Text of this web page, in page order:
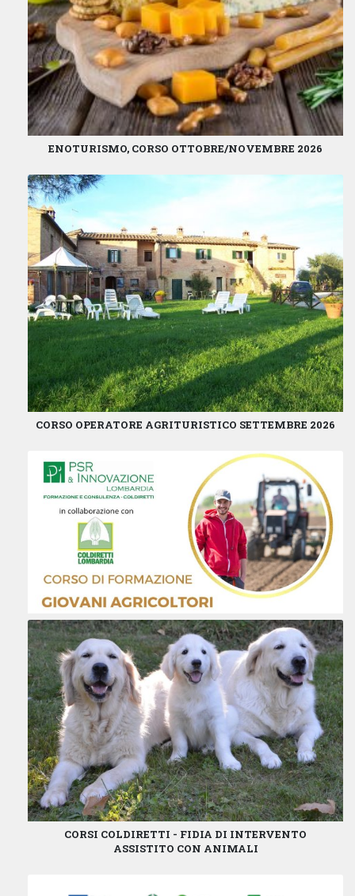
ENOTURISMO, CORSO OTTOBRE/NOVEMBRE 2026
CORSO OPERATORE AGRITURISTICO SETTEMBRE 2026
CORSI COLDIRETTI - FIDIA DI INTERVENTO
ASSISTITO CON ANIMALI